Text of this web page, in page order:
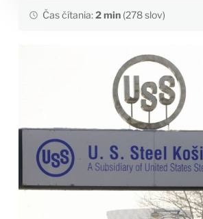
Čas čítania:2 min(278 slov)